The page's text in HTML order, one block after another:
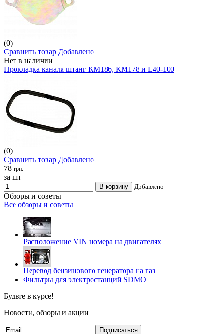
(0)
Сравнить товар Добавлено
Нет в наличии
Прокладка канала штанг КМ186, КМ178 и L40-100
(0)
Сравнить товар Добавлено
78 грн.
за шт
В корзину Добавлено
Обзоры и советы
Все обзоры и советы
Расположение VIN номера на двигателях
Перевод бензинового генератора на газ
Фильтры для электростанций SDMO
Будьте в курсе!
Новости, обзоры и акции
Подписаться